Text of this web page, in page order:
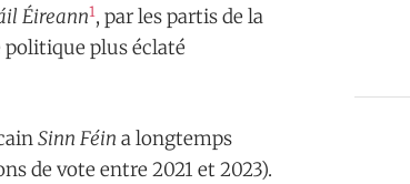
Éireann1, par les partis de la
politique plus éclaté
Sinn Féin a longtemps
de vote entre 2021 et 2023).